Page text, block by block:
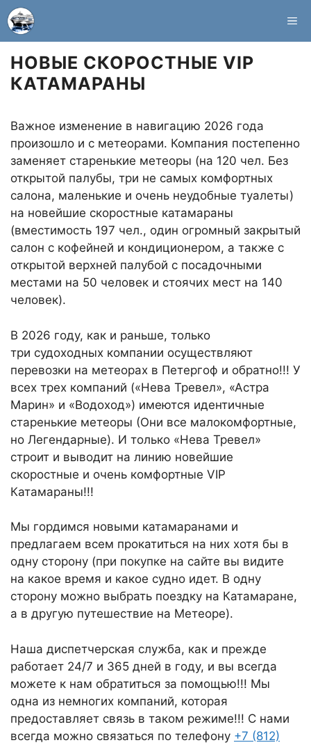
Перейти
содержимому
НОВЫЕ СКОРОСТНЫЕ VIP
КАТАМАРАНЫ
Важное изменение в навигацию 2026 года
произошло и с метеорами. Компания постепенно
заменяет старенькие метеоры (на 120 чел. Без
открытой палубы, три не самых комфортных
салона, маленькие и очень неудобные туалеты)
на новейшие скоростные катамараны
(вместимость 197 чел., один огромный закрытый
салон с кофейней и кондиционером, а также с
открытой верхней палубой с посадочными
местами на 50 человек и стоячих мест на 140
человек).
В 2026 году, как и раньше, только
три судоходных компании осуществляют
перевозки на метеорах в Петергоф и обратно!!! У
всех трех компаний («Нева Тревел», «Астра
Марин» и «Водоход») имеются идентичные
старенькие метеоры (Они все малокомфортные,
но Легендарные). И только «Нева Тревел»
строит и выводит на линию новейшие
скоростные и очень комфортные VIP
Катамараны!!!
Мы гордимся новыми катамаранами и
предлагаем всем прокатиться на них хотя бы в
одну сторону (при покупке на сайте вы видите
на какое время и какое судно идет. В одну
сторону можно выбрать поездку на Катамаране,
а в другую путешествие на Метеоре).
Наша диспетчерская служба, как и прежде
работает 24/7 и 365 дней в году, и вы всегда
можете к нам обратиться за помощью!!! Мы
одна из немногих компаний, которая
предоставляет связь в таком режиме!!! С нами
всегда можно связаться по телефону +7 (812)